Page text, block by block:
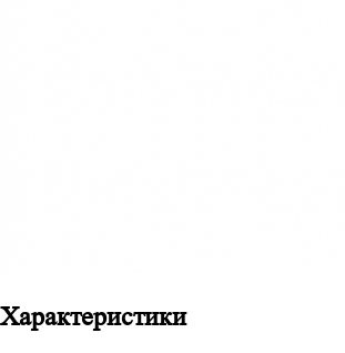
Характеристики